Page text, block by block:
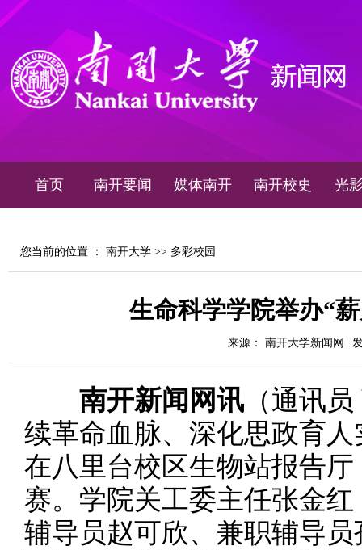
首页 南开要闻 媒体南开 南开校史 光
您当前的位置 ： 南开大学 >> 多彩校园
生命科学学院举办“
来源： 南开大学新闻网
南开新闻网讯 （通讯
续革命血脉、深化思政育
在八里台校区生物站报告
赛。学院关工委主任张金
辅导员赵可欣、兼职辅导